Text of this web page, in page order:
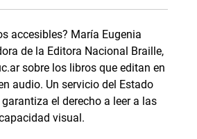
accesibles? María Eugenia
de la Editora Nacional Braille,
sobre los libros que editan en
audio. Un servicio del Estado
el derecho a leer a las
visual.